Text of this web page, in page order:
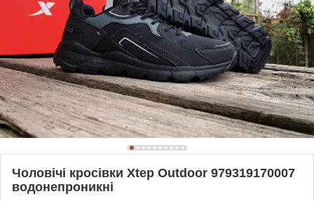
Чоловічі кросівки Xtep Outdoor 979319170007
водонепроникні